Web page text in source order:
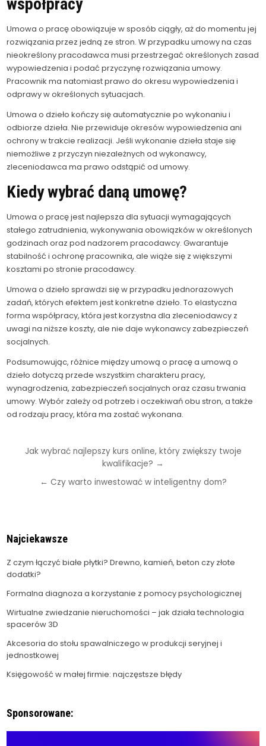
współpracy
Umowa o pracę obowiązuje w sposób ciągły, aż do momentu jej
rozwiązania przez jedną ze stron. W przypadku umowy na czas
nieokreślony pracodawca musi przestrzegać określonych zasad
wypowiedzenia i podać przyczynę rozwiązania umowy.
Pracownik ma natomiast prawo do okresu wypowiedzenia i
odprawy w określonych sytuacjach.
Umowa o dzieło kończy się automatycznie po wykonaniu i
odbiorze dzieła. Nie przewiduje okresów wypowiedzenia ani
ochrony w trakcie realizacji. Jeśli wykonanie dzieła staje się
niemożliwe z przyczyn niezależnych od wykonawcy,
zleceniodawca ma prawo odstąpić od umowy.
Kiedy wybrać daną umowę?
Umowa o pracę jest najlepsza dla sytuacji wymagających
stałego zatrudnienia, wykonywania obowiązków w określonych
godzinach oraz pod nadzorem pracodawcy. Gwarantuje
stabilność i ochronę pracownika, ale wiąże się z większymi
kosztami po stronie pracodawcy.
Umowa o dzieło sprawdzi się w przypadku jednorazowych
zadań, których efektem jest konkretne dzieło. To elastyczna
forma współpracy, która jest korzystna dla zleceniodawcy z
uwagi na niższe koszty, ale nie daje wykonawcy zabezpieczeń
socjalnych.
Podsumowując, różnice między umową o pracę a umową o
dzieło dotyczą przede wszystkim charakteru pracy,
wynagrodzenia, zabezpieczeń socjalnych oraz czasu trwania
umowy. Wybór zależy od potrzeb i oczekiwań obu stron, a także
od rodzaju pracy, która ma zostać wykonana.
Nawigacja
Jak wybrać najlepszy kurs online, który zwiększy twoje
kwalifikacje? →
← Czy warto inwestować w inteligentny dom?
Najciekawsze
Z czym łączyć białe płytki? Drewno, kamień, beton czy złote
dodatki?
Formalna diagnoza a korzystanie z pomocy psychologicznej
Wirtualne zwiedzanie nieruchomości – jak działa technologia
spacerów 3D
Akcesoria do stołu spawalniczego w produkcji seryjnej i
jednostkowej
Księgowość w małej firmie: najczęstsze błędy
Sponsorowane: